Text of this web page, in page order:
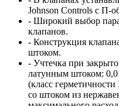
Johnson Controls с П-
- Широкий выбор
клапанов.
- Конструкция
штоком.
- Учтечка при
латунным штоком:
(класс
со штоком из